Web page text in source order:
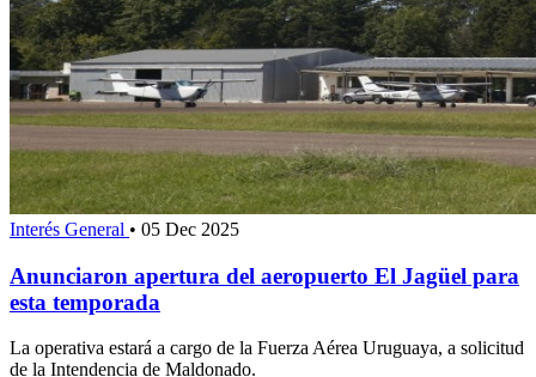
Interés General • 05 Dec 2025
Anunciaron apertura del aeropuerto El Jagüel para
esta temporada
La operativa estará a cargo de la Fuerza Aérea Uruguaya, a solicitud
de la Intendencia de Maldonado.